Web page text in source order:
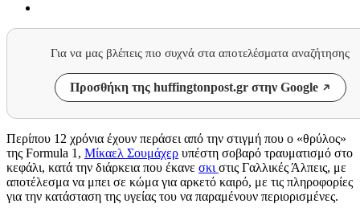
Για να μας βλέπεις πιο συχνά στα αποτελέσματα αναζήτησης
Προσθήκη της huffingtonpost.gr στην Google
Περίπου 12 χρόνια έχουν περάσει από την στιγμή που ο «θρύλος»
της Formula 1, Μίκαελ Σουμάχερ υπέστη σοβαρό τραυματισμό στο
κεφάλι, κατά την διάρκεια που έκανε σκι στις Γαλλικές Άλπεις, με
αποτέλεσμα να μπει σε κώμα για αρκετό καιρό, με τις πληροφορίες
για την κατάσταση της υγείας του να παραμένουν περιορισμένες.